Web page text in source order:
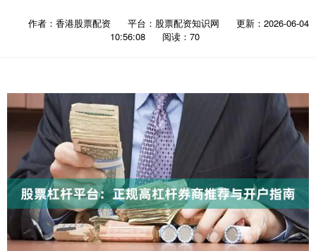
作者：香港股票配资 平台：股票配资知识网
更新：2026-06-04
10:56:08
阅读：70